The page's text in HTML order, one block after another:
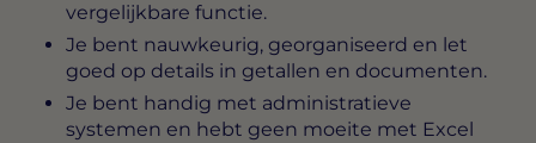
vergelijkbare functie.
Je bent nauwkeurig, georganiseerd en let
goed op details in getallen en documenten.
Je bent handig met administratieve
systemen en hebt geen moeite met Excel